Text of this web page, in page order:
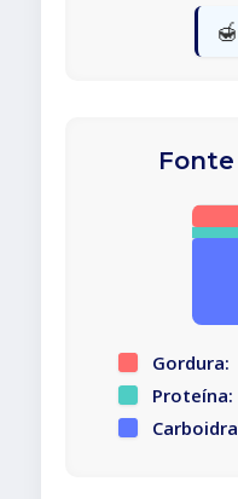
🍯
Gordura:
Proteína: